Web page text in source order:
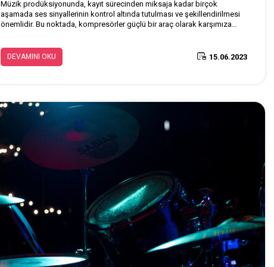
Müzik prodüksiyonunda, kayıt sürecinden miksaja kadar birçok
aşamada ses sinyallerinin kontrol altında tutulması ve şekillendirilmesi
önemlidir. Bu noktada, kompresörler güçlü bir araç olarak karşımıza
farklı kompresör türlerine bir göz atalım:
DEVAMINI OKU 15.06.2023